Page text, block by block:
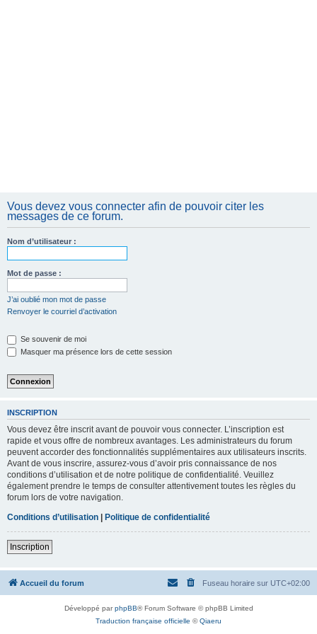
Vous devez vous connecter afin de pouvoir citer les
messages de ce forum.
Nom d’utilisateur :
Mot de passe :
J’ai oublié mon mot de passe
Renvoyer le courriel d’activation
Se souvenir de moi
Masquer ma présence lors de cette session
INSCRIPTION
Vous devez être inscrit avant de pouvoir vous connecter. L’inscription est
rapide et vous offre de nombreux avantages. Les administrateurs du forum
peuvent accorder des fonctionnalités supplémentaires aux utilisateurs inscrits.
Avant de vous inscrire, assurez-vous d’avoir pris connaissance de nos
conditions d’utilisation et de notre politique de confidentialité. Veuillez
également prendre le temps de consulter attentivement toutes les règles du
forum lors de votre navigation.
Conditions d’utilisation | Politique de confidentialité
Inscription
Accueil du forum Fuseau horaire sur UTC+02:00
Développé parphpBB® Forum Software © phpBB Limited
Traduction française officielle ©Qiaeru